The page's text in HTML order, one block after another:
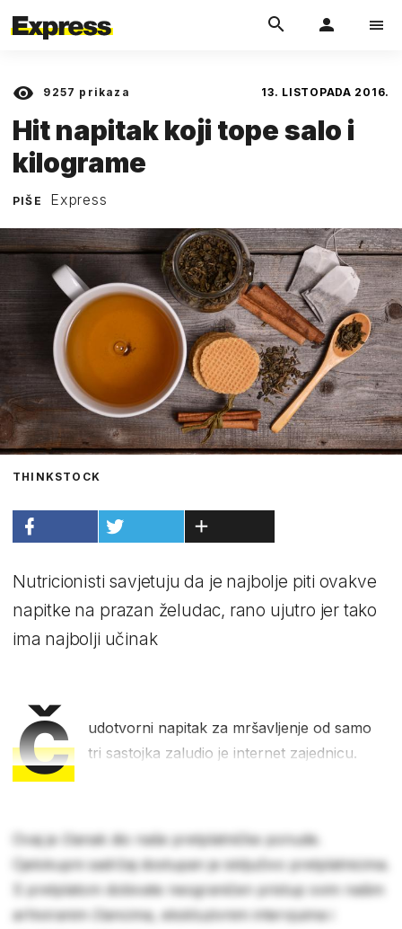
9257 prikaza 13. LISTOPADA 2016.
Hit napitak koji tope salo i
kilograme
PIŠE Express
THINKSTOCK
Nutricionisti savjetuju da je najbolje piti ovakve
napitke na prazan želudac, rano ujutro jer tako
ima najbolji učinak
Č
udotvorni napitak za mršavljenje od samo
tri sastojka zaludio je internet zajednicu.
Ovaj je članak dio naše pretplatničke ponude.
Cjelokupni sadržaj dostupan je isključivo pretplatnicima.
S pretplatom dobivate neograničen pristup svim našim
arhiviranim člancima, ekskluzivnim intervjuima i